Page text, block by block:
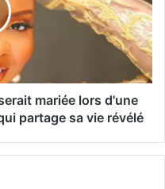
mariée lors d'une
partage sa vie révélé